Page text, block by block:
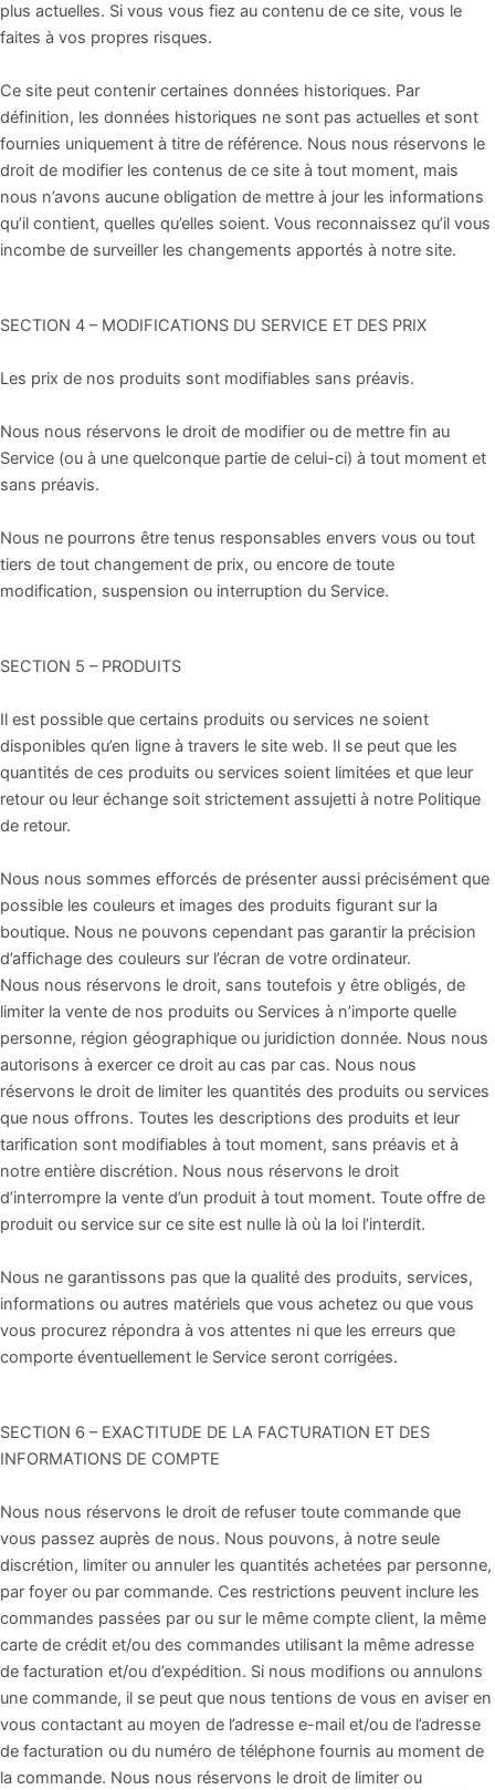
plus actuelles. Si vous vous fiez au contenu de ce site, vous le
faites à vos propres risques.
Ce site peut contenir certaines données historiques. Par
définition, les données historiques ne sont pas actuelles et sont
fournies uniquement à titre de référence. Nous nous réservons le
droit de modifier les contenus de ce site à tout moment, mais
nous n’avons aucune obligation de mettre à jour les informations
qu’il contient, quelles qu’elles soient. Vous reconnaissez qu’il vous
incombe de surveiller les changements apportés à notre site.
SECTION 4 – MODIFICATIONS DU SERVICE ET DES PRIX
Les prix de nos produits sont modifiables sans préavis.
Nous nous réservons le droit de modifier ou de mettre fin au
Service (ou à une quelconque partie de celui-ci) à tout moment et
sans préavis.
Nous ne pourrons être tenus responsables envers vous ou tout
tiers de tout changement de prix, ou encore de toute
modification, suspension ou interruption du Service.
SECTION 5 – PRODUITS
Il est possible que certains produits ou services ne soient
disponibles qu’en ligne à travers le site web. Il se peut que les
quantités de ces produits ou services soient limitées et que leur
retour ou leur échange soit strictement assujetti à notre Politique
de retour.
Nous nous sommes efforcés de présenter aussi précisément que
possible les couleurs et images des produits figurant sur la
boutique. Nous ne pouvons cependant pas garantir la précision
d’affichage des couleurs sur l’écran de votre ordinateur.
Nous nous réservons le droit, sans toutefois y être obligés, de
limiter la vente de nos produits ou Services à n’importe quelle
personne, région géographique ou juridiction donnée. Nous nous
autorisons à exercer ce droit au cas par cas. Nous nous
réservons le droit de limiter les quantités des produits ou services
que nous offrons. Toutes les descriptions des produits et leur
tarification sont modifiables à tout moment, sans préavis et à
notre entière discrétion. Nous nous réservons le droit
d’interrompre la vente d’un produit à tout moment. Toute offre de
produit ou service sur ce site est nulle là où la loi l’interdit.
Nous ne garantissons pas que la qualité des produits, services,
informations ou autres matériels que vous achetez ou que vous
vous procurez répondra à vos attentes ni que les erreurs que
comporte éventuellement le Service seront corrigées.
SECTION 6 – EXACTITUDE DE LA FACTURATION ET DES
INFORMATIONS DE COMPTE
Nous nous réservons le droit de refuser toute commande que
vous passez auprès de nous. Nous pouvons, à notre seule
discrétion, limiter ou annuler les quantités achetées par personne,
par foyer ou par commande. Ces restrictions peuvent inclure les
commandes passées par ou sur le même compte client, la même
carte de crédit et/ou des commandes utilisant la même adresse
de facturation et/ou d’expédition. Si nous modifions ou annulons
une commande, il se peut que nous tentions de vous en aviser en
vous contactant au moyen de l’adresse e-mail et/ou de l’adresse
de facturation ou du numéro de téléphone fournis au moment de
la commande. Nous nous réservons le droit de limiter ou